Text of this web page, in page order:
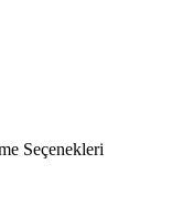
Seçenekleri